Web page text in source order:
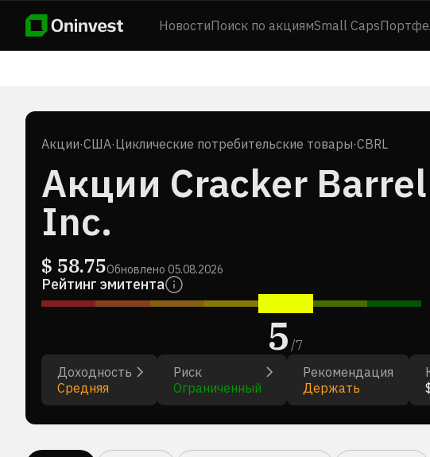
НовостиПоиск по акциямSmall Caps
Акции·США·Циклические потребительские товары·CBRL
Акции Cracker
Inc.
$ 58.75Обновлено 05.08.2026
Рейтинг эмитента
5 /7
Доходность
Средняя
Риск
Ограниченный
Рекомендация
Держать